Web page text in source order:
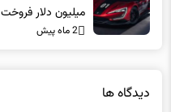
میلیون دلار فروخت
2 ماه پیش
دیدگاه ها